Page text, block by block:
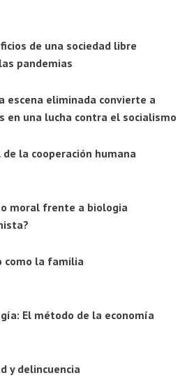
de una sociedad libre
pandemias
escena eliminada convierte a
en una lucha contra el socialismo
la cooperación humana
moral frente a biologia
como la familia
El método de la economía
y delincuencia